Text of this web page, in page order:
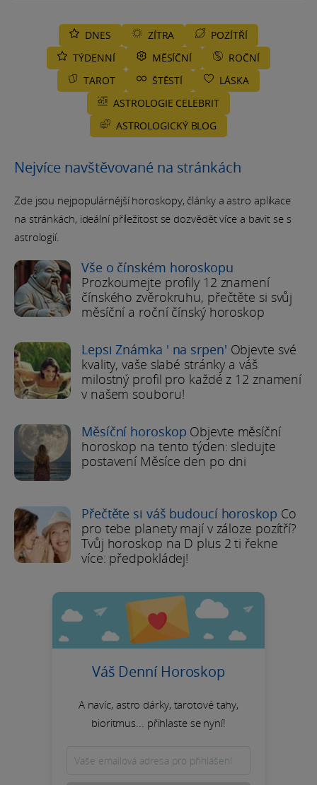
DNES ZÍTRA
POZÍTŘÍ
TÝDENNÍ
MĚSÍČNÍ
ROČNÍ
TAROT
ŠTĚSTÍ
LÁSKA
ASTROLOGIE CELEBRIT
ASTROLOGICKÝ BLOG
Nejvíce navštěvované na stránkách
Zde jsou nejpopulárnější horoskopy, články a astro aplikace
na stránkách, ideální příležitost se dozvědět více a bavit se s
astrologií.
Vše o čínském horoskopu
Prozkoumejte profily 12 znamení
čínského zvěrokruhu, přečtěte si svůj
měsíční a roční čínský horoskop
Lepsi Známka ' na srpen' Objevte své
kvality, vaše slabé stránky a váš
milostný profil pro každé z 12 znamení
v našem souboru!
Měsíční horoskop Objevte měsíční
horoskop na tento týden: sledujte
postavení Měsíce den po dni
Přečtěte si váš budoucí horoskop Co
pro tebe planety mají v záloze pozítří?
Tvůj horoskop na D plus 2 ti řekne
více: předpokládej!
Váš Denní Horoskop
A navíc, astro dárky, tarotové tahy,
bioritmus... přihlaste se nyní!